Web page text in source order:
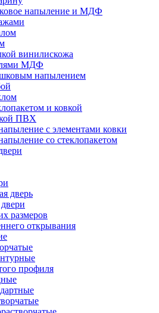
напыление и МДФ
винилискожа
МДФ
напылением
и ковкой
ПВХ
с элементами ковки
со стеклопакетом
дверь
размеров
открывания
профиля